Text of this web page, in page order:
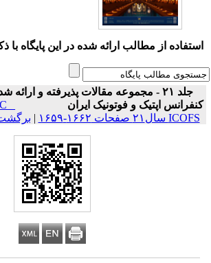
استفاده از مطالب ارائه شده در این پایگاه با
جلد ۲۱ - مجموعه مقالات پذیرفته و ارائه
کنفرانس اپتیک و فوتونیک ایران
_
ICOFS سال۲۱ صفحات ۱۶۶۲-۱۶۵۹
| برگشت